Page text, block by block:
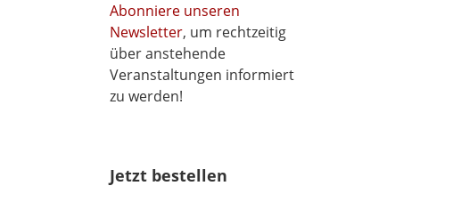
Abonniere unseren
Newsletter, um rechtzeitig
über anstehende
Veranstaltungen informiert
zu werden!
Jetzt bestellen